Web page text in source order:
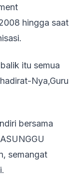
hingga saat
itu semua
Nya,Guru
bersama
semangat